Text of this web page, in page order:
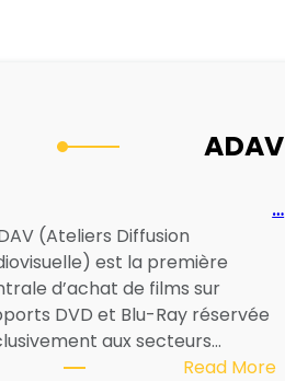
ADAV
…
(Ateliers Diffusion
est la première
d’achat de films sur
DVD et Blu-Ray réservée
aux secteurs…
Read More: